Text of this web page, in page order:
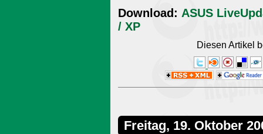
Download: ASUS
/ XP
Diesen Artikel
Freitag, 19. Oktober